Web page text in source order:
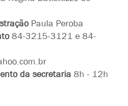
Paula Peroba
84-3215-3121 e 84-
da secretaria 8h - 12h